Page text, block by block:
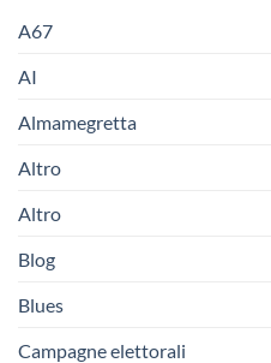
A67
AI
Almamegretta
Altro
Altro
Blog
Blues
Campagne elettorali